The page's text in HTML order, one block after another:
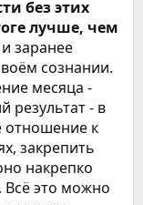
без этих
лучше, чем
заранее
сознании.
месяца -
результат - в
отношение к
закрепить
накрепко
Всё это можно